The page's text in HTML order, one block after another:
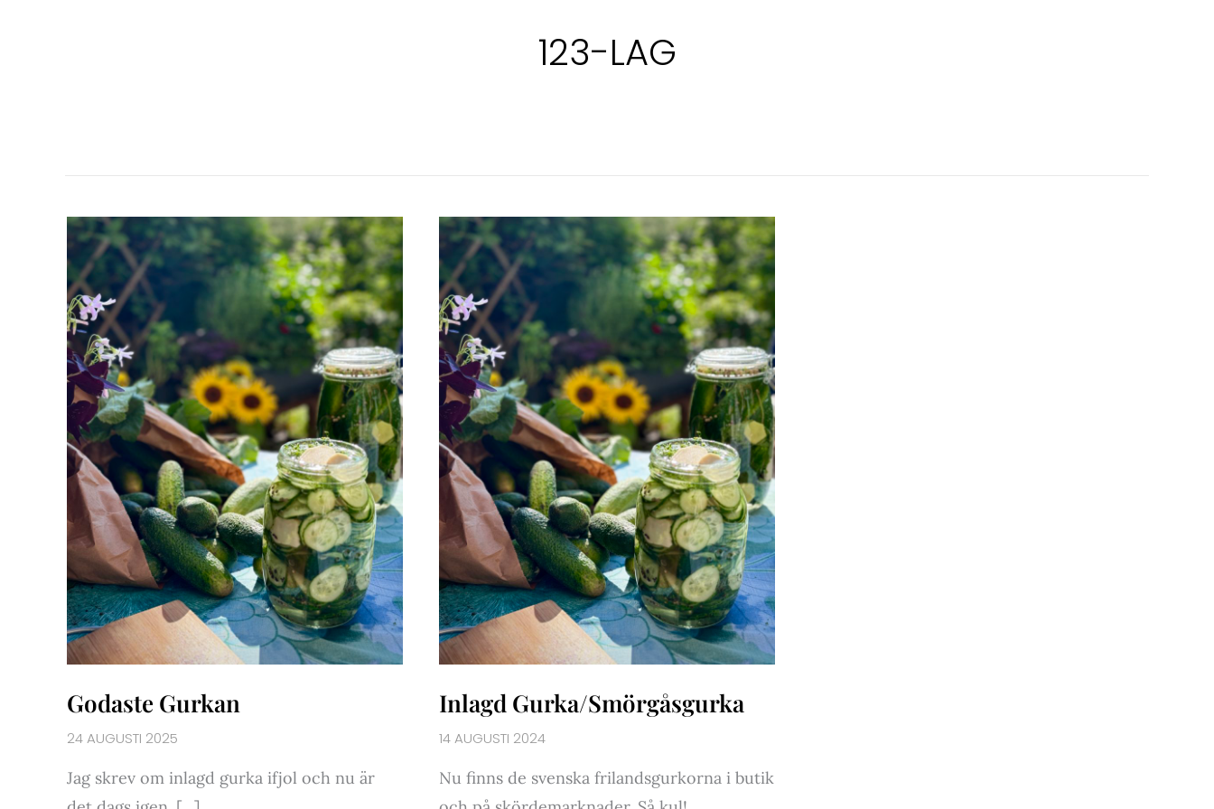
123-LAG
Godaste Gurkan
24 AUGUSTI 2025
Jag skrev om inlagd gurka ifjol och nu är
GODASTE
GURKAN
Inlagd Gurka/Smörgåsgurka
14 AUGUSTI 2024
Nu finns de svenska frilandsgurkorna i butik
INLAGD
GURKA/SMÖRGÅSGURKA